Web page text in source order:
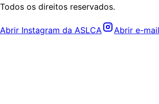
Todos os direitos reservados.
Abrir Instagram da ASLCA Abrir e-